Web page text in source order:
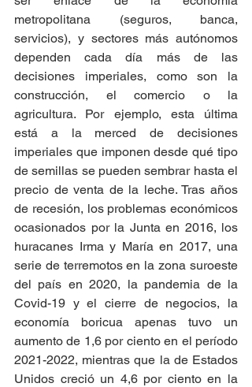
metropolitana (seguros, banca,
servicios), y sectores más autónomos
dependen cada día más de las
decisiones imperiales, como son la
construcción, el comercio o la
agricultura. Por ejemplo, esta última
está a la merced de decisiones
imperiales que imponen desde qué tipo
de semillas se pueden sembrar hasta el
precio de venta de la leche. Tras años
de recesión, los problemas económicos
ocasionados por la Junta en 2016, los
huracanes Irma y María en 2017, una
serie de terremotos en la zona suroeste
del país en 2020, la pandemia de la
Covid-19 y el cierre de negocios, la
economía boricua apenas tuvo un
aumento de 1,6 por ciento en el período
2021-2022, mientras que la de Estados
Unidos creció un 4,6 por ciento en la